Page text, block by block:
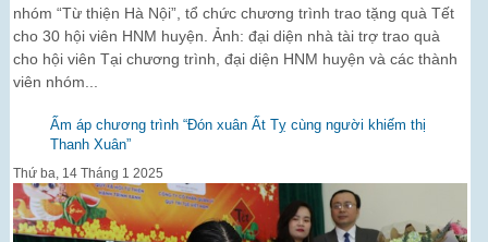
nhóm “Từ thiện Hà Nội”, tổ chức chương trình trao tặng quà Tết
cho 30 hội viên HNM huyện. Ảnh: đại diện nhà tài trợ trao quà
cho hội viên Tại chương trình, đại diện HNM huyện và các thành
viên nhóm...
Ấm áp chương trình “Đón xuân Ất Tỵ cùng người khiếm thị
Thanh Xuân”
Thứ ba, 14 Tháng 1 2025